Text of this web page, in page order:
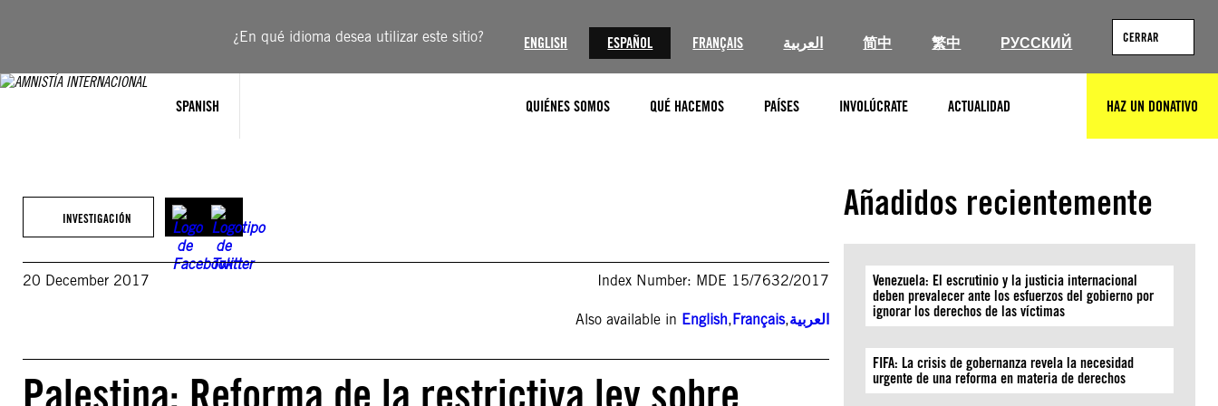
¿En qué idioma desea utilizar este sitio? ENGLISH ESPAÑOL FRANÇAIS العربية 简中 繁中 РУССКИЙ CERRAR
SPANISH QUIÉNES SOMOS QUÉ HACEMOS PAÍSES INVOLÚCRATE ACTUALIDAD HAZ UN DONATIVO
INVESTIGACIÓN
20 December 2017 Index Number: MDE 15/7632/2017
Also available in English,Français,العربية
Palestina: Reforma de la restrictiva ley sobre
Añadidos recientemente
Venezuela: El escrutinio y la justicia internacional
deben prevalecer ante los esfuerzos del gobierno por
ignorar los derechos de las víctimas
FIFA: La crisis de gobernanza revela la necesidad
urgente de una reforma en materia de derechos